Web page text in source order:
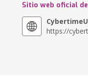
Sitio web oficial
https://